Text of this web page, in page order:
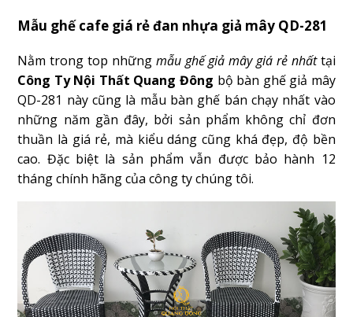
Mẫu ghế cafe giá rẻ đan nhựa giả mây QD-281
Nằm trong top những mẫu ghế giả mây giá rẻ nhấttại
Công Ty Nội Thất Quang Đông bộ bàn ghế giả mây
QD-281 này cũng là mẫu bàn ghế bán chạy nhất vào
những năm gần đây, bởi sản phẩm không chỉ đơn
thuần là giá rẻ, mà kiểu dáng cũng khá đẹp, độ bền
cao. Đặc biệt là sản phẩm vẫn được bảo hành 12
tháng chính hãng của công ty chúng tôi.